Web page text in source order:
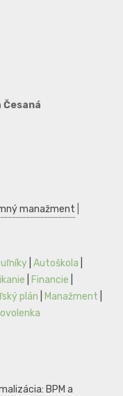
Česaná
manažment
Autoškola
Financie
plán Manažment
BPM a